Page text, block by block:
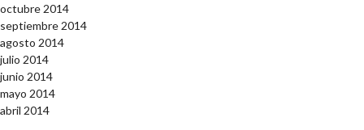
octubre 2014
septiembre 2014
agosto 2014
julio 2014
junio 2014
mayo 2014
abril 2014